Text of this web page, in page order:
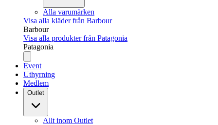
Alla varumärken
Visa alla kläder från Barbour
Barbour
Visa alla produkter från Patagonia
Patagonia
Event
Uthyrning
Medlem
Outlet
Allt inom Outlet